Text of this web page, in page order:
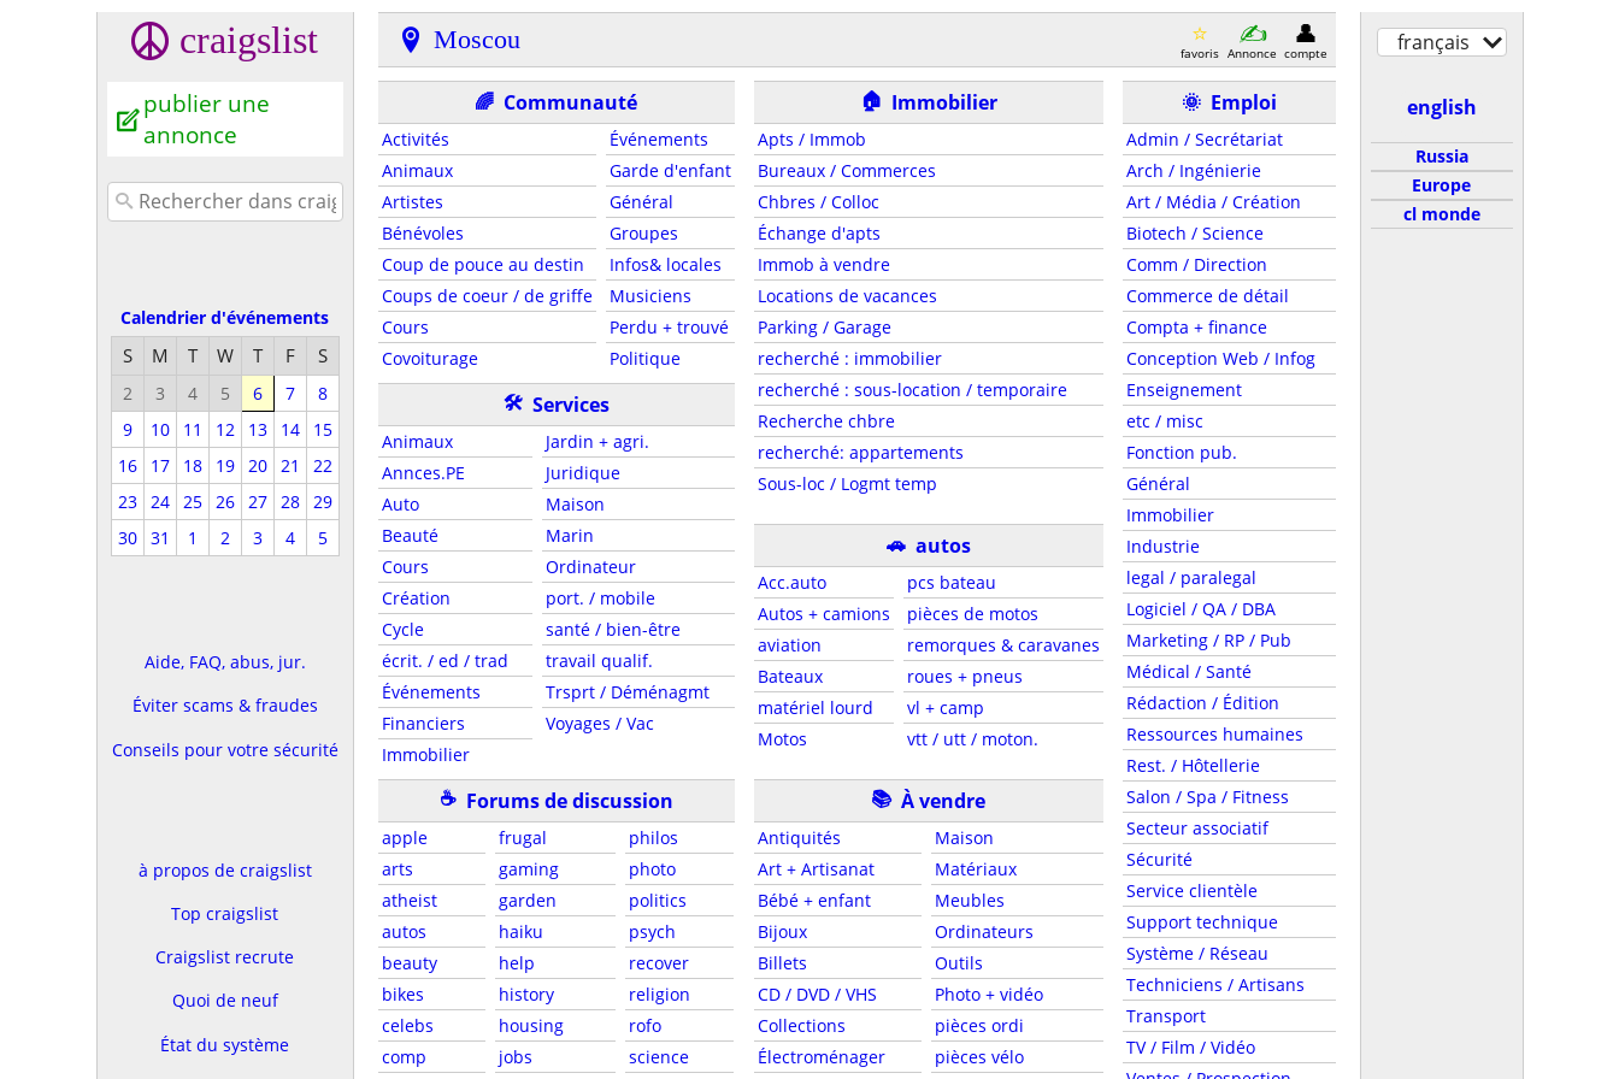
craigslist
publier une
annonce
Calendrier d'événements
S M T W T F S
2 3 4 5 6 7
8
9
10 11 12 13 14
15
16
17 18 19 20 21
22
23
24 25 26 27 28
29
30
31 1 2 3 4 5
Aide, FAQ, abus, jur.
Éviter scams & fraudes
Conseils pour votre sécurité
à propos de craigslist
Top craigslist
Craigslist recrute
Quoi de neuf
État du système
Moscou favoris Annonce compte
🌈 Communauté
Activités
Animaux
Artistes
Bénévoles
Coup de pouce au destin
Coups de coeur / de griffe
Cours
Covoiturage
Événements
Garde d'enfant
Général
Groupes
Infos& locales
Musiciens
Perdu + trouvé
Politique
🛠 Services
Animaux
Annces.PE
Auto
Beauté
Cours
Création
Cycle
écrit. / ed / trad
Événements
Financiers
Immobilier
Jardin + agri.
Juridique
Maison
Marin
Ordinateur
port. / mobile
santé / bien-être
travail qualif.
Trsprt / Déménagmt
Voyages / Vac
☕ Forums de discussion
apple
arts
atheist
autos
beauty
bikes
celebs
comp
frugal
gaming
garden
haiku
help
history
housing
jobs
philos
photo
politics
psych
recover
religion
rofo
science
🏠 Immobilier
Apts / Immob
Bureaux / Commerces
Chbres / Colloc
Échange d'apts
Immob à vendre
Locations de vacances
Parking / Garage
recherché : immobilier
recherché : sous-location / temporaire
Recherche chbre
recherché: appartements
Sous-loc / Logmt temp
🚗 autos
Acc.auto
Autos + camions
aviation
Bateaux
matériel lourd
Motos
pcs bateau
pièces de motos
remorques & caravanes
roues + pneus
vl + camp
vtt / utt / moton.
📚 À vendre
Antiquités
Art + Artisanat
Bébé + enfant
Bijoux
Billets
CD / DVD / VHS
Collections
Électroménager
Maison
Matériaux
Meubles
Ordinateurs
Outils
Photo + vidéo
pièces ordi
pièces vélo
🌞 Emploi
Admin / Secrétariat
Arch / Ingénierie
Art / Média / Création
Biotech / Science
Comm / Direction
Commerce de détail
Compta + finance
Conception Web / Infog
Enseignement
etc / misc
Fonction pub.
Général
Immobilier
Industrie
legal / paralegal
Logiciel / QA / DBA
Marketing / RP / Pub
Médical / Santé
Rédaction / Édition
Ressources humaines
Rest. / Hôtellerie
Salon / Spa / Fitness
Secteur associatif
Sécurité
Service clientèle
Support technique
Système / Réseau
Techniciens / Artisans
Transport
TV / Film / Vidéo
français
english
Russia
Europe
cl monde